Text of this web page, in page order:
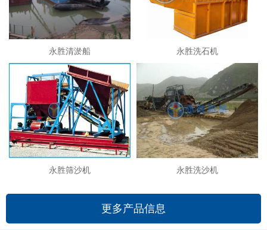
永胜清淤船 永胜洗石机
永胜筛沙机 永胜洗沙机
更多产品信息